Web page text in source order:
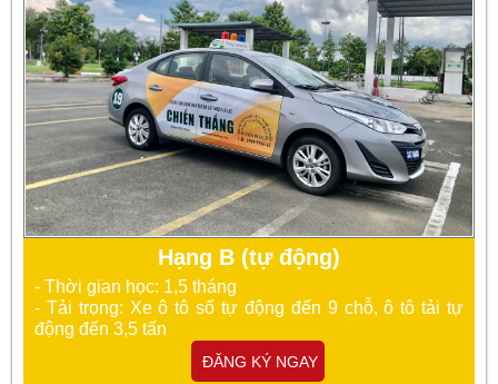
Hạng B (tự động)
- Thời gian học: 1,5 tháng
- Tải trọng: Xe ô tô số tự động đến 9 chỗ, ô tô tải tự
động đến 3,5 tấn
ĐĂNG KÝ NGAY